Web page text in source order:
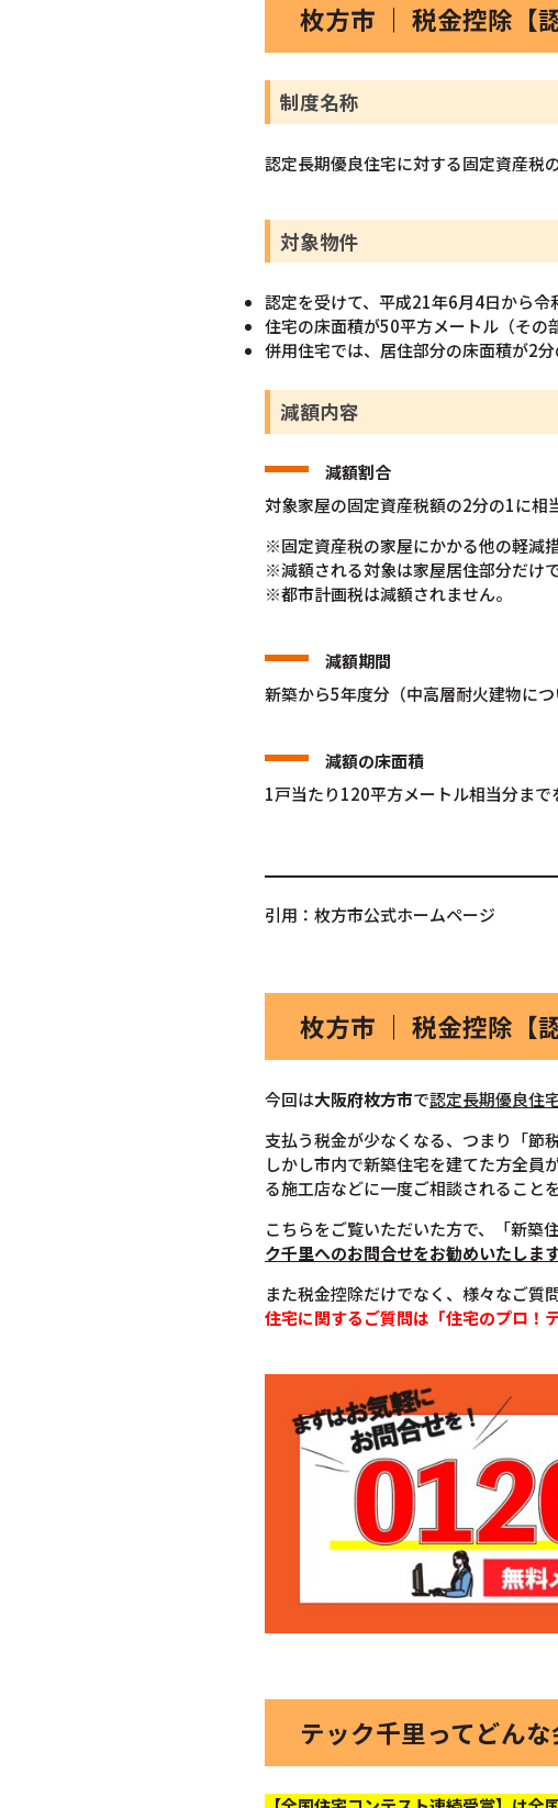
枚方市 ｜ 税金控除【
制度名称
認定長期優良住宅に対する固定資産税
対象物件
認定を受けて、平成21年6月4日から令
住宅の床面積が50平方メートル（その
併用住宅では、居住部分の床面積が2分
減額内容
減額割合
対象家屋の固定資産税額の2分の1に相
※固定資産税の家屋にかかる他の軽減
※減額される対象は家屋居住部分だけ
※都市計画税は減額されません。
減額期間
新築から5年度分（中高層耐火建物につ
減額の床面積
1戸当たり120平方メートル相当分まで
引用：枚方市公式ホームページ
枚方市 ｜ 税金控除【
今回は大阪府枚方市で認定長期優良住
支払う税金が少なくなる、つまり「節
しかし市内で新築住宅を建てた方全員
る施工店などに一度ご相談されること
こちらをご覧いただいた方で、「新築
ク千里へのお問合せをお勧めいたしま
また税金控除だけでなく、様々なご質
住宅に関するご質問は「住宅のプロ！
テック千里ってどんな